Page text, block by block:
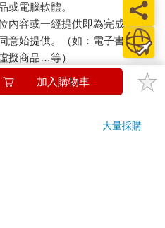
或電腦軟體。
內容或一經提供即為完成之線
意始提供。（如：電子書、電
擬商品…等）
（如：內衣褲、刮鬍刀、除毛
貨7天的猶豫期（含例假
加入購物車
大量採購